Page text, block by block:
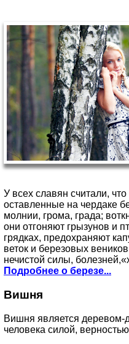
У всех славян считали,
оставленные на чердаке
молнии, грома, града;
они отгоняют грызунов и
грядках, предохраняют
веток и березовых
нечистой силы,
Подробнее о березе...
Вишня
Вишня является деревом-
человека силой,